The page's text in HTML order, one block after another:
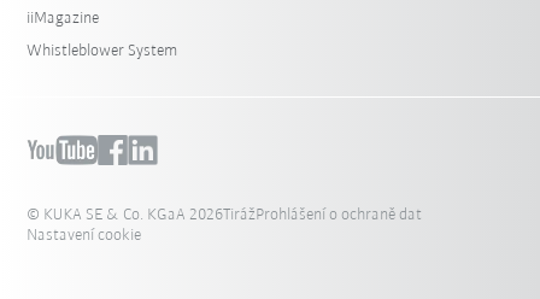
iiMagazine
Whistleblower System
© KUKA SE & Co. KGaA 2026TirážProhlášení o ochraně dat
Nastavení cookie